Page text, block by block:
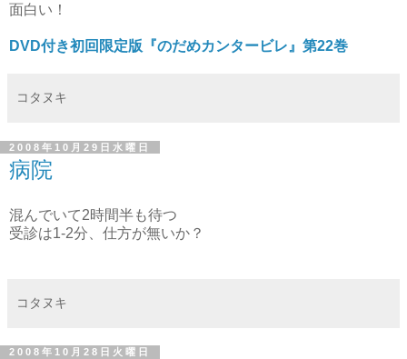
面白い！
DVD付き初回限定版『のだめカンタービレ』第22巻
コタヌキ
2008年10月29日水曜日
病院
混んでいて2時間半も待つ
受診は1-2分、仕方が無いか？
コタヌキ
2008年10月28日火曜日